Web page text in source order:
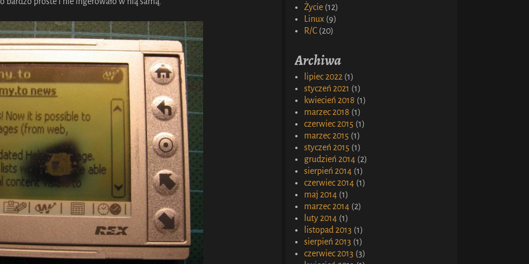
Życie (12)
Linux (9)
R/C (20)
Archiwa
lipiec 2022 (1)
styczeń 2021 (1)
kwiecień 2018 (1)
marzec 2018 (1)
czerwiec 2015 (1)
marzec 2015 (1)
styczeń 2015 (1)
grudzień 2014 (2)
sierpień 2014 (1)
czerwiec 2014 (1)
maj 2014 (1)
marzec 2014 (2)
luty 2014 (1)
listopad 2013 (1)
sierpień 2013 (1)
czerwiec 2013 (3)